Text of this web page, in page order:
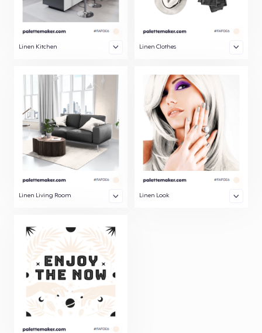
Linen Kitchen Linen Clothes
Linen Living Room Linen Look